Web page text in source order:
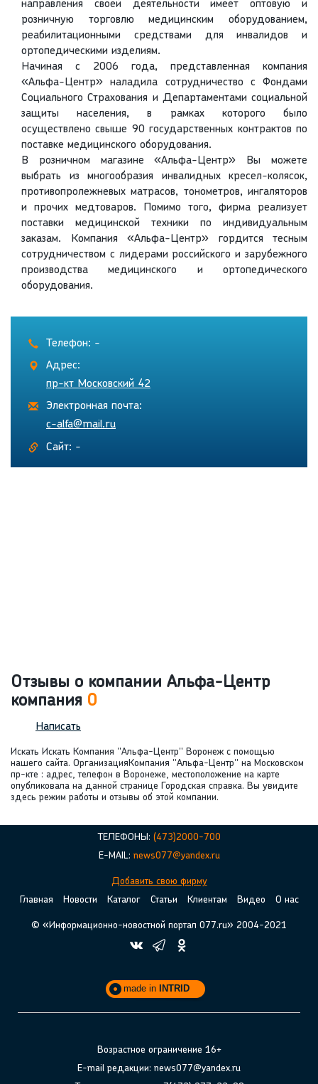
направления своей деятельности имеет оптовую и
розничную торговлю медицинским оборудованием,
реабилитационными средствами для инвалидов и
ортопедическими изделиям.
Начиная с 2006 года, представленная компания
«Альфа-Центр» наладила сотрудничество с Фондами
Социального Страхования и Департаментами социальной
защиты населения, в рамках которого было
осуществлено свыше 90 государственных контрактов по
поставке медицинского оборудования.
В розничном магазине «Альфа-Центр» Вы можете
выбрать из многообразия инвалидных кресел-колясок,
противопролежневых матрасов, тонометров, ингаляторов
и прочих медтоваров. Помимо того, фирма реализует
поставки медицинской техники по индивидуальным
заказам. Компания «Альфа-Центр» гордится тесным
сотрудничеством с лидерами российского и зарубежного
производства медицинского и ортопедического
оборудования.
Телефон: -
Адрес:
пр-кт Московский 42
Электронная почта:
c-alfa@mail.ru
Сайт: -
Отзывы о компании Альфа-Центр
компания 0
Написать
Искать Искать Компания "Альфа-Центр" Воронеж с помощью
нашего сайта. ОрганизацияКомпания "Альфа-Центр" на Московском
пр-кте : адрес, телефон в Воронеже, местоположение на карте
опубликовала на данной странице Городская справка. Вы увидите
здесь режим работы и отзывы об этой компании.
ТЕЛЕФОНЫ: (473)2000-700
E-MAIL: news077@yandex.ru
Добавить свою фирму
Главная
Новости Каталог Статьи Клиентам Видео О нас
© «Информационно-новостной портал 077.ru» 2004-2021
made in INTRID
Возрастное ограничение 16+
E-mail редакции: news077@yandex.ru